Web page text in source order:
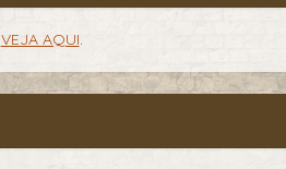
VEJA AQUI.